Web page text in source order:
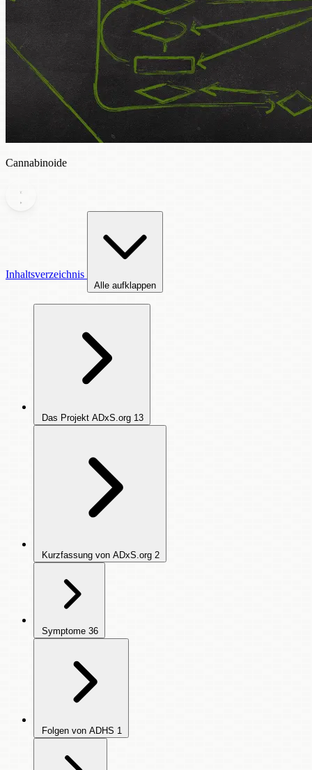
Cannabinoide
Inhaltsverzeichnis
Alle aufklappen
Das Projekt ADxS.org 13
Kurzfassung von ADxS.org 2
Symptome 36
Folgen von ADHS 1